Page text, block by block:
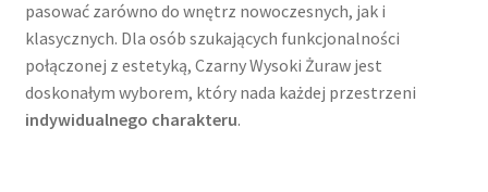
pasować zarówno do wnętrz nowoczesnych, jak i
klasycznych. Dla osób szukających funkcjonalności
połączonej z estetyką, Czarny Wysoki Żuraw jest
doskonałym wyborem, który nada każdej przestrzeni
indywidualnego charakteru.